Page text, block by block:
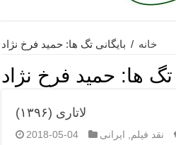
خانه / بایگانی تگ ها: حمید فرخ نژاد
تگ ها: حمید فرخ نژاد
لاتاری (۱۳۹۶)
2018-05-04 نقد فیلم ایرانی